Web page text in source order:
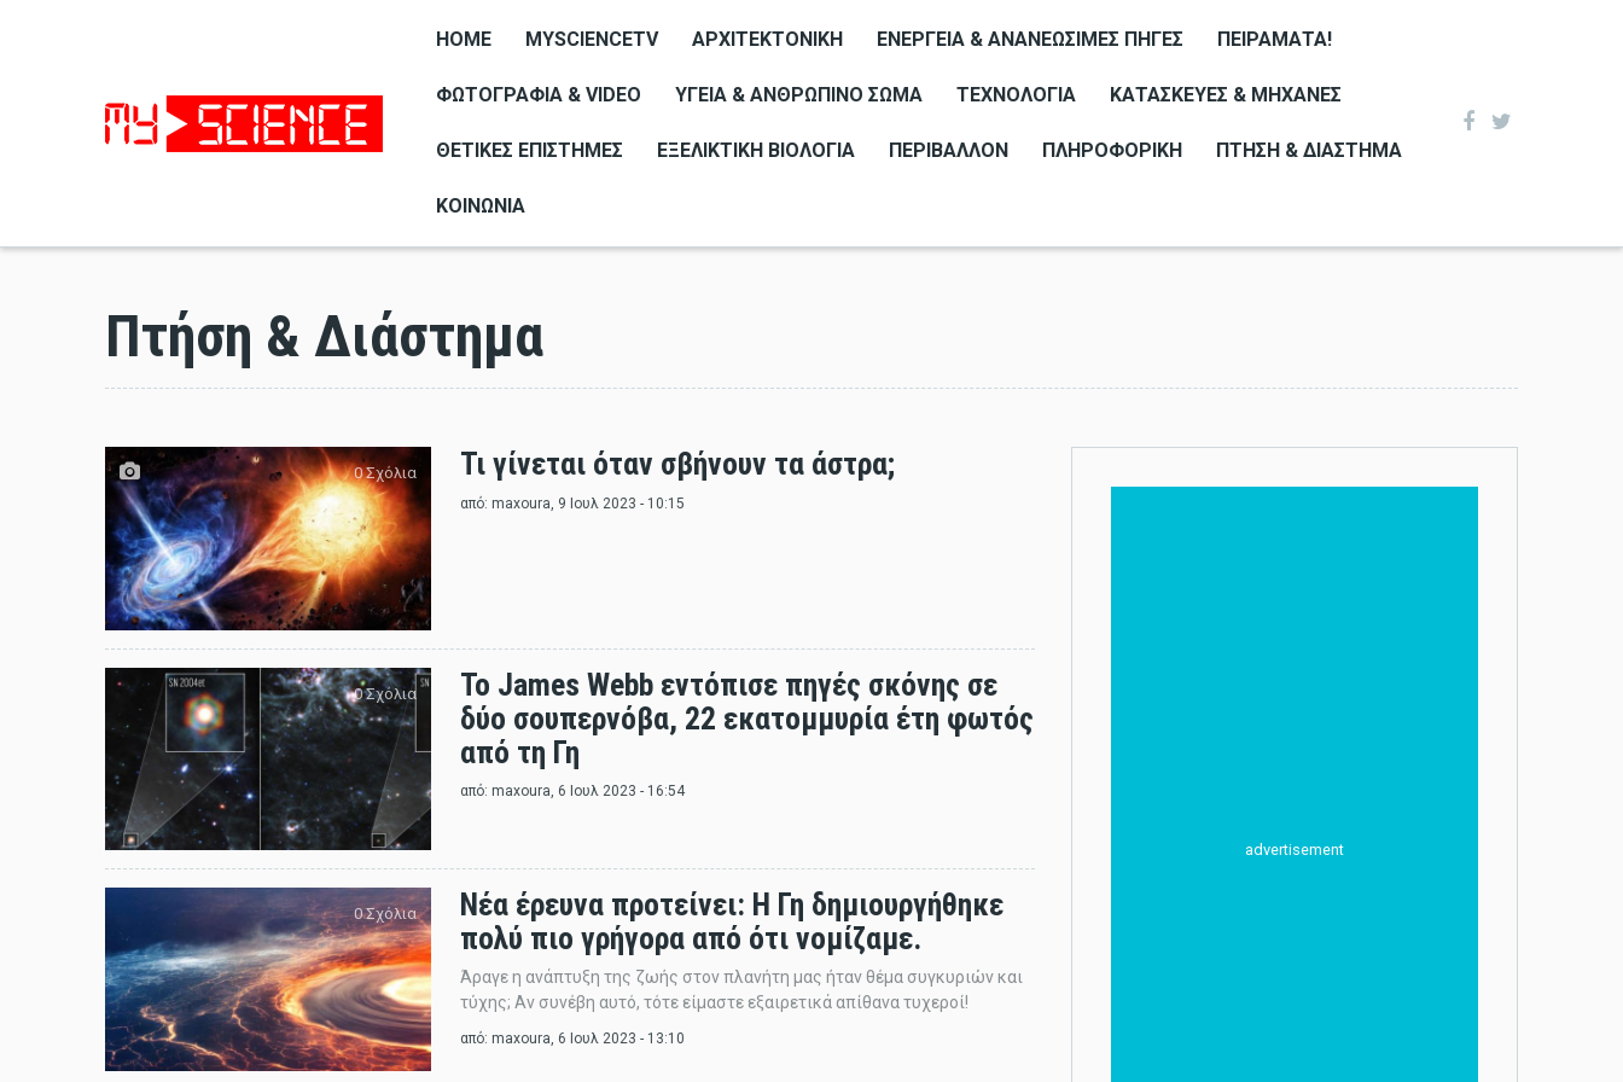
HOME MYSCIENCETV ΑΡΧΙΤΕΚΤΟΝΙΚΉ ΕΝΈΡΓΕΙΑ & ΑΝΑΝΕΏΣΙΜΕΣ ΠΗΓΈΣ ΠΕΙΡΆΜΑΤΑ!
ΦΩΤΟΓΡΑΦΊΑ & VIDEO ΥΓΕΊΑ & ΑΝΘΡΏΠΙΝΟ ΣΏΜΑ ΤΕΧΝΟΛΟΓΊΑ ΚΑΤΑΣΚΕΥΈΣ & ΜΗΧΑΝΈΣ
ΘΕΤΙΚΈΣ ΕΠΙΣΤΉΜΕΣ ΕΞΕΛΙΚΤΙΚΉ ΒΙΟΛΟΓΊΑ ΠΕΡΙΒΆΛΛΟΝ ΠΛΗΡΟΦΟΡΙΚΉ ΠΤΉΣΗ & ΔΙΆΣΤΗΜΑ
ΚΟΙΝΩΝΊΑ
Πτήση & Διάστημα
0 Σχόλια Τι γίνεται όταν σβήνουν τα άστρα;
από: maxoura , 9 Ιουλ 2023 - 10:15
0 Σχόλια
Το James Webb εντόπισε πηγές σκόνης σε
δύο σουπερνόβα, 22 εκατομμυρία έτη φωτός
από τη Γη
από: maxoura, 6 Ιουλ 2023 - 16:54
0 Σχόλια
Νέα έρευνα προτείνει: Η Γη δημιουργήθηκε
πολύ πιο γρήγορα από ότι νομίζαμε.
Άραγε η ανάπτυξη της ζωής στον πλανήτη μας ήταν θέμα συγκυριών και
τύχης; Αν συνέβη αυτό, τότε είμαστε εξαιρετικά απίθανα τυχεροί!
από: maxoura , 6 Ιουλ 2023 - 13:10
advertisement